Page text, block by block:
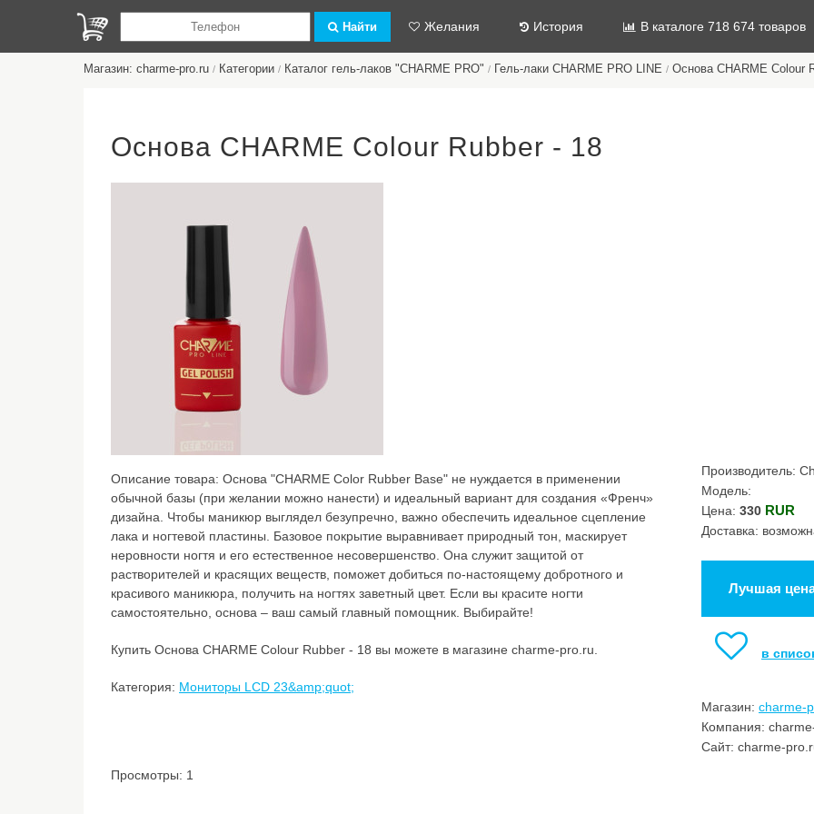
Найти Желания История В каталоге 718 674 товаров
Магазин: charme-pro.ru / Категории / Каталог гель-лаков "CHARME PRO" / Гель-лаки CHARME PRO LINE / Основа CHARME Colour
Основа CHARME Colour Rubber - 18
Описание товара: Основа "CHARME Color Rubber Base" не нуждается в применении
обычной базы (при желании можно нанести) и идеальный вариант для создания «Френч»
дизайна. Чтобы маникюр выглядел безупречно, важно обеспечить идеальное сцепление
лака и ногтевой пластины. Базовое покрытие выравнивает природный тон, маскирует
неровности ногтя и его естественное несовершенство. Она служит защитой от
растворителей и красящих веществ, поможет добиться по-настоящему добротного и
красивого маникюра, получить на ногтях заветный цвет. Если вы красите ногти
самостоятельно, основа – ваш самый главный помощник. Выбирайте!
Купить Основа CHARME Colour Rubber - 18 вы можете в магазине charme-pro.ru.
Категория: Мониторы LCD 23&amp;quot;
Производитель:
Модель:
Цена: 330 RUR
Доставка:
Лучшая
в
Магазин: charme-
Компания:
Сайт: charme-
Просмотры: 1